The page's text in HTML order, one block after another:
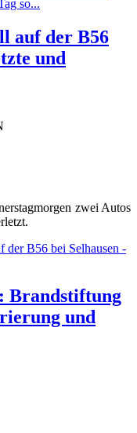
so...
auf der B56
und
zwei Autos
der B56 bei Selhausen -
Brandstiftung
und